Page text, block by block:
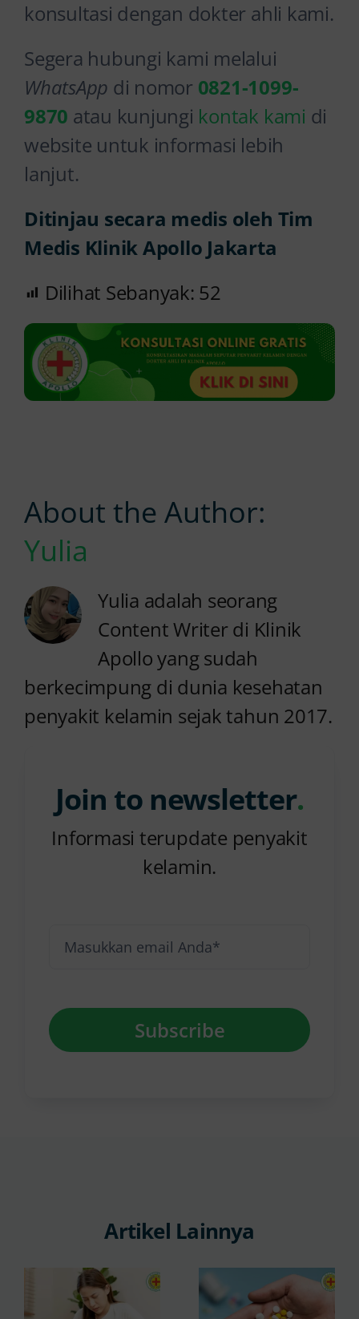
konsultasi dengan dokter ahli kami.
Segera hubungi kami melalui
WhatsApp di nomor 0821-1099-
9870 atau kunjungi kontak kami di
website untuk informasi lebih
lanjut.
Ditinjau secara medis oleh Tim
Medis Klinik Apollo Jakarta
Dilihat Sebanyak: 52
Join to newsletter.
Informasi terupdate penyakit
kelamin.
Subscribe
About the Author:
Yulia
Yulia adalah seorang
Content Writer di Klinik
Apollo yang sudah
berkecimpung di dunia kesehatan
penyakit kelamin sejak tahun 2017.
Artikel Lainnya